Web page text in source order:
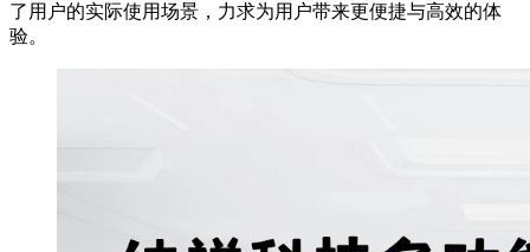
了用户的实际使用场景，力求为用户带来更便捷与高效的体
验。